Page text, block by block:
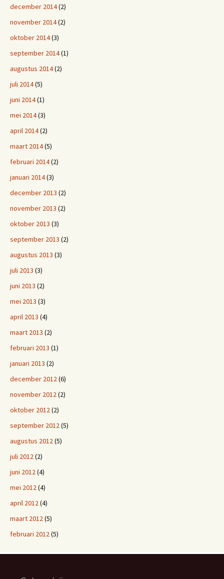
december 2014(2)
november 2014(2)
oktober 2014(3)
september 2014(1)
augustus 2014(2)
juli 2014(5)
juni 2014(1)
mei 2014(3)
april 2014(2)
maart 2014(5)
februari 2014(2)
januari 2014(3)
december 2013 (2)
november 2013 (2)
oktober 2013 (3)
september 2013 (2)
augustus 2013 (3)
juli 2013 (3)
juni 2013 (2)
mei 2013 (3)
april 2013 (4)
maart 2013 (2)
februari 2013 (1)
januari 2013 (2)
december 2012(6)
november 2012(2)
oktober 2012(2)
september 2012(5)
augustus 2012(5)
juli 2012(2)
juni 2012(4)
mei 2012(4)
april 2012(4)
maart 2012(5)
februari 2012(5)